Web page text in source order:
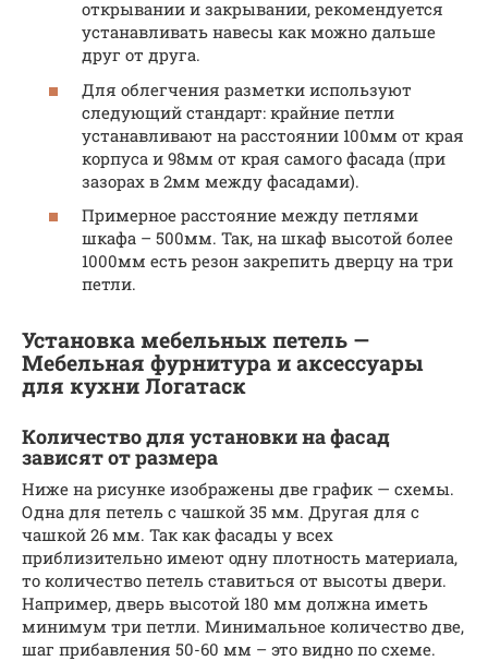
открывании и закрывании, рекомендуется
устанавливать навесы как можно дальше
друг от друга.
Для облегчения разметки используют
следующий стандарт: крайние петли
устанавливают на расстоянии 100мм от края
корпуса и 98мм от края самого фасада (при
зазорах в 2мм между фасадами).
Примерное расстояние между петлями
шкафа – 500мм. Так, на шкаф высотой более
1000мм есть резон закрепить дверцу на три
петли.
Установка мебельных петель —
Мебельная фурнитура и аксессуары
для кухни Логатаск
Количество для установки на фасад
зависят от размера
Ниже на рисунке изображены две график — схемы.
Одна для петель с чашкой 35 мм. Другая для с
чашкой 26 мм. Так как фасады у всех
приблизительно имеют одну плотность материала,
то количество петель ставиться от высоты двери.
Например, дверь высотой 180 мм должна иметь
минимум три петли. Минимальное количество две,
шаг прибавления 50-60 мм – это видно по схеме.